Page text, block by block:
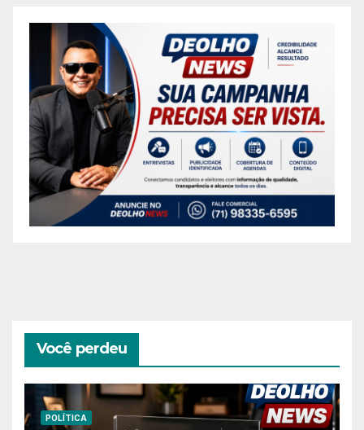
Você perdeu
POLÍTICA